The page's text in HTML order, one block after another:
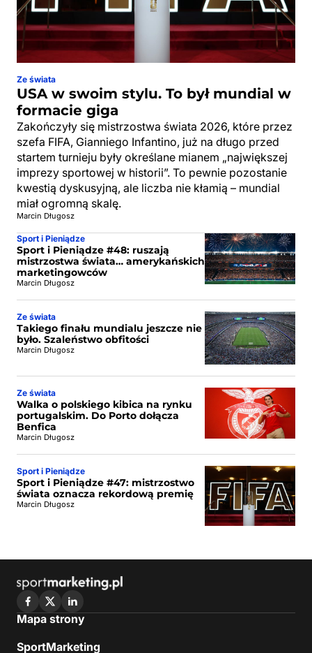
Ze świata
USA w swoim stylu. To był mundial w
formacie giga
Zakończyły się mistrzostwa świata 2026, które przez
szefa FIFA, Gianniego Infantino, już na długo przed
startem turnieju były określane mianem „największej
imprezy sportowej w historii”. To pewnie pozostanie
kwestią dyskusyjną, ale liczba nie kłamią – mundial
miał ogromną skalę.
Marcin Długosz
Sport i Pieniądze
Sport i Pieniądze #48: ruszają
mistrzostwa świata… amerykańskich
marketingowców
Marcin Długosz
Ze świata
Takiego finału mundialu jeszcze nie
było. Szaleństwo obfitości
Marcin Długosz
Ze świata
Walka o polskiego kibica na rynku
portugalskim. Do Porto dołącza
Benfica
Marcin Długosz
Sport i Pieniądze
Sport i Pieniądze #47: mistrzostwo
świata oznacza rekordową premię
Marcin Długosz
Mapa strony
SportMarketing